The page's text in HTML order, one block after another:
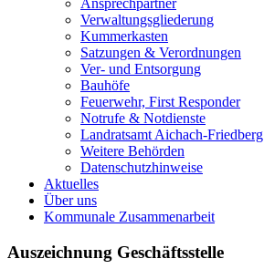
Ansprechpartner
Verwaltungsgliederung
Kummerkasten
Satzungen & Verordnungen
Ver- und Entsorgung
Bauhöfe
Feuerwehr, First Responder
Notrufe & Notdienste
Landratsamt Aichach-Friedberg
Weitere Behörden
Datenschutzhinweise
Aktuelles
Über uns
Kommunale Zusammenarbeit
Auszeichnung Geschäftsstelle